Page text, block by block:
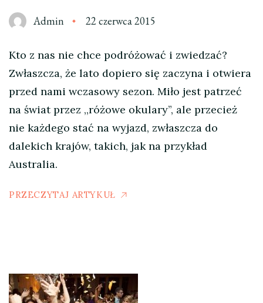
Admin 22 czerwca 2015
Kto z nas nie chce podróżować i zwiedzać?
Zwłaszcza, że lato dopiero się zaczyna i otwiera
przed nami wczasowy sezon. Miło jest patrzeć
na świat przez ,,różowe okulary”, ale przecież
nie każdego stać na wyjazd, zwłaszcza do
dalekich krajów, takich, jak na przykład
Australia.
PRZECZYTAJ ARTYKUŁ